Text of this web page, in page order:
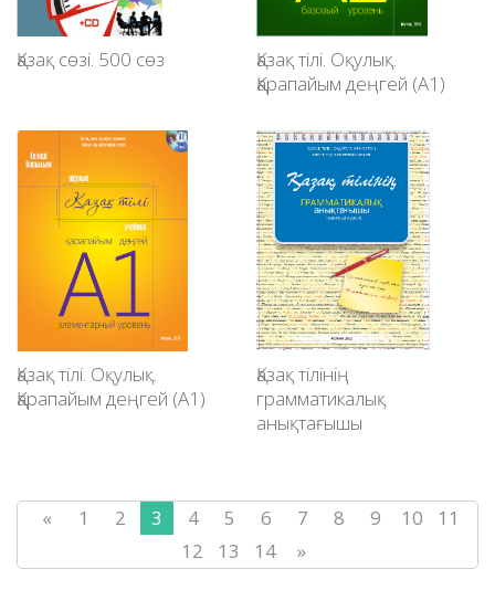
Қазақ сөзі. 500 сөз
Қазақ тілі. Оқулық.
Қарапайым деңгей (А1)
Қазақ тілі. Оқулық.
Қарапайым деңгей (А1)
Қазақ тілінің
грамматикалық
анықтағышы
« 1 2 3 4 5 6 7 8 9 10
11
12
13 14 »